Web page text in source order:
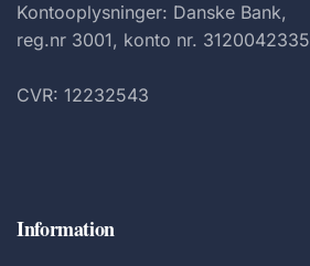
Kontooplysninger: Danske Bank,
reg.nr 3001, konto nr. 3120042335
CVR: 12232543
Information